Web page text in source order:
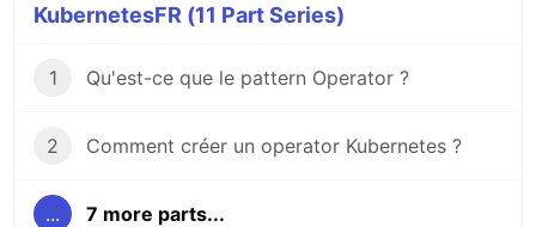
KubernetesFR (11 Part Series)
1 Qu'est-ce que le pattern Operator ?
2 Comment créer un operator Kubernetes ?
... 7 more parts...